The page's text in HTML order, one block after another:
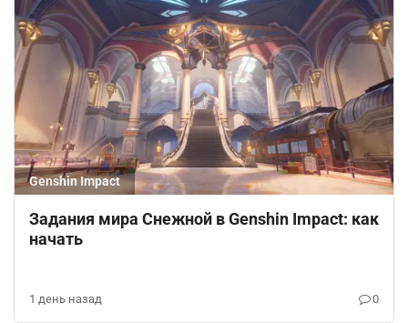
Genshin Impact
Задания мира Снежной в Genshin Impact: как
начать
1 день назад 0